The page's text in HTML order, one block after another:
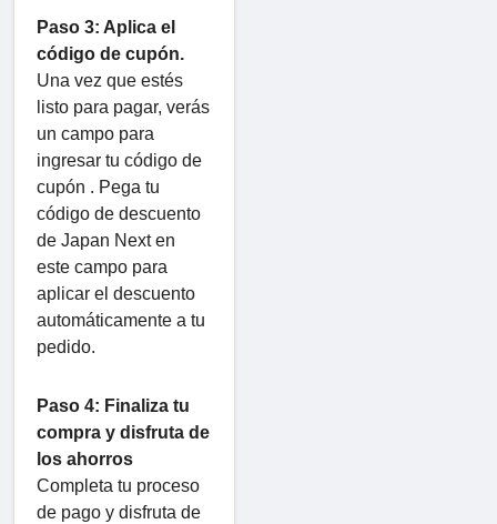
Paso 3: Aplica el
código de cupón.
Una vez que estés
listo para pagar, verás
un campo para
ingresar tu código de
cupón . Pega tu
código de descuento
de Japan Next en
este campo para
aplicar el descuento
automáticamente a tu
pedido.
Paso 4: Finaliza tu
compra y disfruta de
los ahorros
Completa tu proceso
de pago y disfruta de